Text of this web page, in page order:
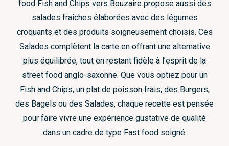
food Fish and Chips vers Bouzaire propose aussi des
salades fraîches élaborées avec des légumes
croquants et des produits soigneusement choisis. Ces
Salades complètent la carte en offrant une alternative
plus équilibrée, tout en restant fidèle à l’esprit de la
street food anglo-saxonne. Que vous optiez pour un
Fish and Chips, un plat de poisson frais, des Burgers,
des Bagels ou des Salades, chaque recette est pensée
pour faire vivre une expérience gustative de qualité
dans un cadre de type Fast food soigné.